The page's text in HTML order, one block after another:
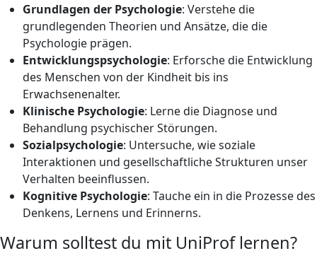
Grundlagen der Psychologie: Verstehe die
grundlegenden Theorien und Ansätze, die die
Psychologie prägen.
Entwicklungspsychologie: Erforsche die Entwicklung
des Menschen von der Kindheit bis ins
Erwachsenenalter.
Klinische Psychologie: Lerne die Diagnose und
Behandlung psychischer Störungen.
Sozialpsychologie: Untersuche, wie soziale
Interaktionen und gesellschaftliche Strukturen unser
Verhalten beeinflussen.
Kognitive Psychologie: Tauche ein in die Prozesse des
Denkens, Lernens und Erinnerns.
Warum solltest du mit UniProf lernen?